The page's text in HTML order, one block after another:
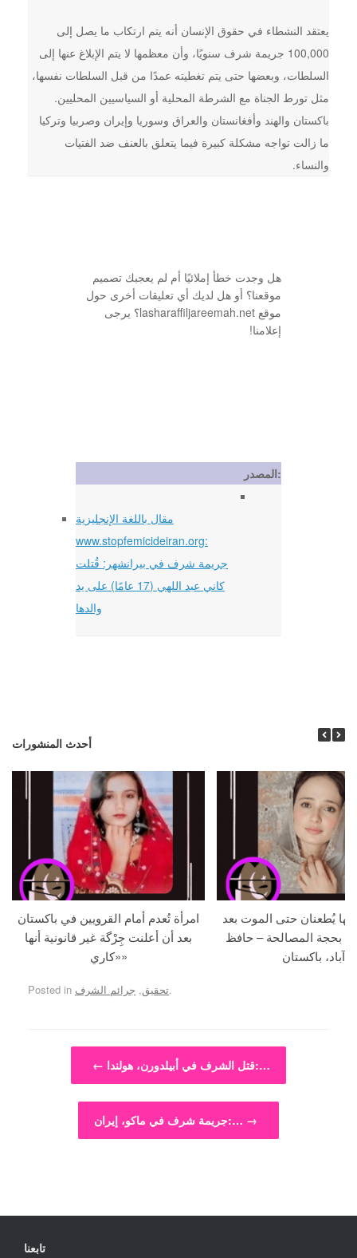
يعتقد النشطاء في حقوق الإنسان أنه يتم ارتكاب ما يصل إلى
100,000 جريمة شرف سنويًا، وأن معظمها لا يتم الإبلاغ عنها إلى
السلطات، وبعضها حتى يتم تغطيته عمدًا من قبل السلطات نفسها،
مثل تورط الجناة مع الشرطة المحلية أو السياسيين المحليين.
باكستان والهند وأفغانستان والعراق وسوريا وإيران وصربيا وتركيا
ما زالت تواجه مشكلة كبيرة فيما يتعلق بالعنف ضد الفتيات
والنساء.
هل وجدت خطأ إملائيًا أم لم يعجبك تصميم
موقعنا؟ أو هل لديك أي تعليقات أخرى حول
موقع lasharaffiljareemah.net؟ يرجى
إعلامنا!
المصدر:
مقال باللغة الإنجليزية
www.stopfemicideiran.org:
جريمة شرف في بيرانشهر: قُتلت
كاني عبد اللهي (17 عامًا) على يد
والدها
أحدث المنشورات
امرأة تُعدم أمام القرويين في باكستان
بعد أن أعلنت جِرْگة غير قانونية أنها
«كاري»
يُطعنان حتى الموت بعد
بحجة المصالحة – حافظ
آباد، باكستان
Posted in تحقيق, جرائم الشرف .
Post navigation
← قتل الشرف في أبيلدورن، هولندا:…
جريمة شرف في ماكو، إيران:… →
تابعنا